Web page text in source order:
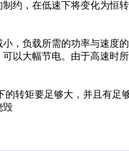
约，在低速下将变化为恒
，负载所需的功率与速度
以大幅节电。由于高速时
转矩要足够大，并且有足
毁